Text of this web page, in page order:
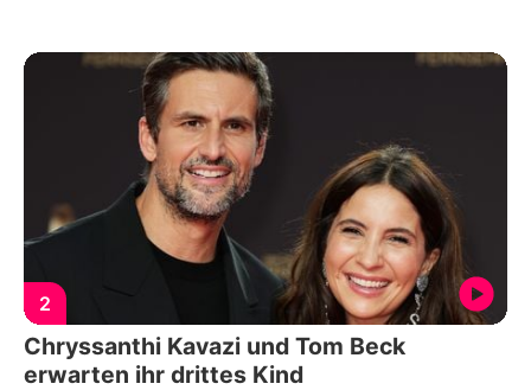
2
Chryssanthi Kavazi und Tom Beck
erwarten ihr drittes Kind